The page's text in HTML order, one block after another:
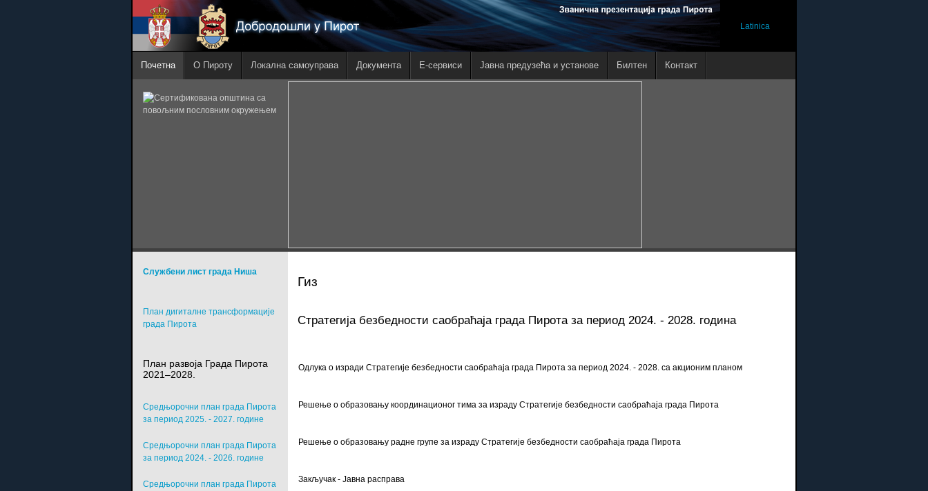
Latinica
Почетна О Пироту Локална самоуправа Документа E-сервиси Јавна предузећа и установе Билтен Контакт
Гиз
Стратегија безбедности саобраћаја града Пирота за период 2024. - 2028. година
Одлука о изради Стратегије безбедности саобраћаја града Пирота за период 2024. - 2028. са акционим планом
Решење о образовању координационог тима за израду Стратегије безбедности саобраћаја града Пирота
Решење о образовању радне групе за израду Стратегије безбедности саобраћаја града Пирота
Закључак - Јавна расправа
Службени лист града Ниша
План дигиталне трансформације
града Пирота
План развоја Града Пирота
2021–2028.
Средњорочни план града Пирота
за период 2025. - 2027. године
Средњорочни план града Пирота
за период 2024. - 2026. године
Средњорочни план града Пирота